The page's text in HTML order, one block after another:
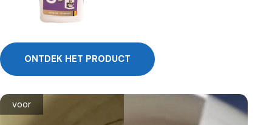
voor
ONTDEK HET PRODUCT